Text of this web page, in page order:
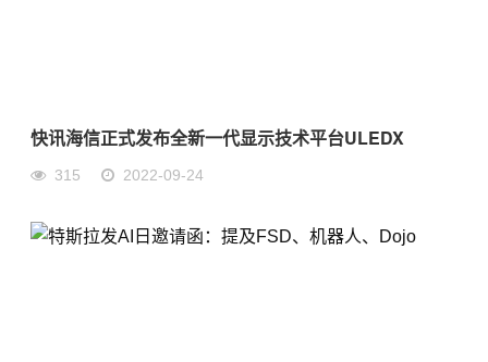
快讯海信正式发布全新一代显示技术平台ULEDX
315 2022-09-24